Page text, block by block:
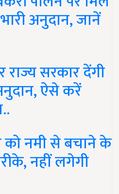
अनुदान, जानें
राज्य सरकार देंगी
ऐसे करें
नमी से बचाने के
नहीं लगेगी